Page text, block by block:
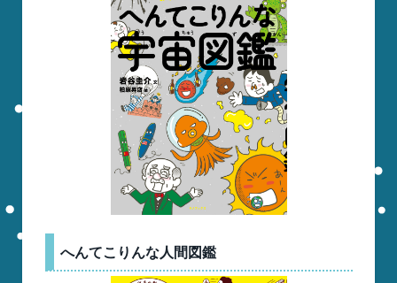
へんてこりんな人間図鑑